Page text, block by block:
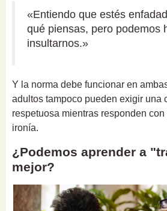
«Entiendo que estés
qué piensas, pero podemos
insultarnos.»
Y la norma debe funcionar en
adultos tampoco pueden exigir una
respetuosa mientras responden
ironía.
¿Podemos aprender a
mejor?